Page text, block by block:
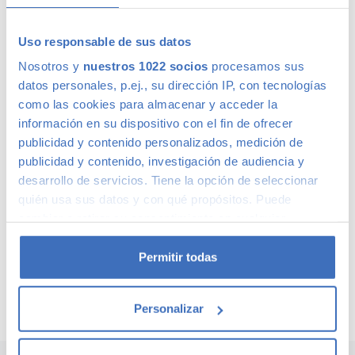
Uso responsable de sus datos
Nosotros y nuestros 1022 socios procesamos sus
datos personales, p.ej., su dirección IP, con tecnologías
como las cookies para almacenar y acceder la
información en su dispositivo con el fin de ofrecer
publicidad y contenido personalizados, medición de
publicidad y contenido, investigación de audiencia y
desarrollo de servicios. Tiene la opción de seleccionar
quién usa sus datos y con qué propósitos. Puede
momento desde la Declaración de cookies o clicando en
el Menú de consentimiento.
Recopilar información sobre su ubicación
geográfica que puede tener una precisión de varios
Permitir todas
Personalizar
Calidad Canalcar
Compra con total tranquilidad, sólo 1 de cada 4 coches